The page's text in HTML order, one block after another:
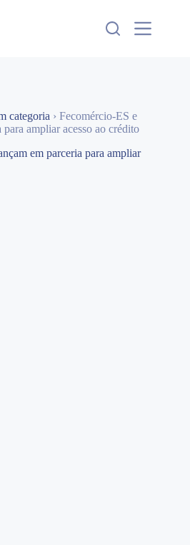
categoria › Fecomércio-ES e
ampliar acesso ao crédito
em parceria para ampliar